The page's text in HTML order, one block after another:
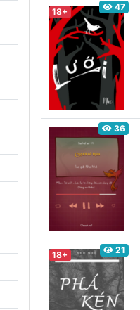
18+ 47
36
18+ 21